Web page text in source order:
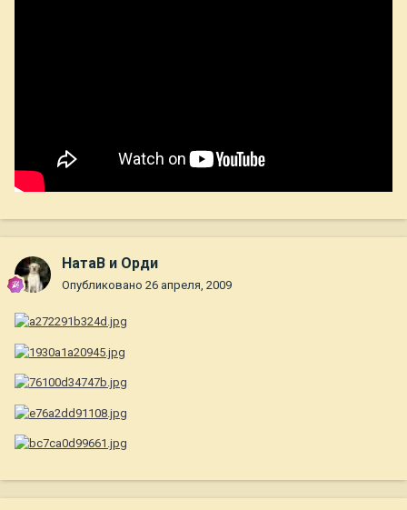
НатаВ и Орди
Опубликовано 26 апреля, 2009